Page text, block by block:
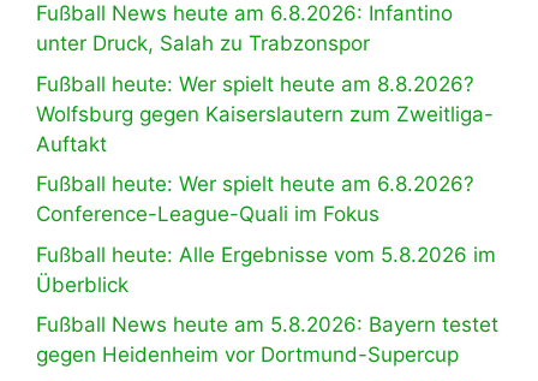
Fußball News heute am 6.8.2026: Infantino
unter Druck, Salah zu Trabzonspor
Fußball heute: Wer spielt heute am 8.8.2026?
Wolfsburg gegen Kaiserslautern zum Zweitliga-
Auftakt
Fußball heute: Wer spielt heute am 6.8.2026?
Conference-League-Quali im Fokus
Fußball heute: Alle Ergebnisse vom 5.8.2026 im
Überblick
Fußball News heute am 5.8.2026: Bayern testet
gegen Heidenheim vor Dortmund-Supercup